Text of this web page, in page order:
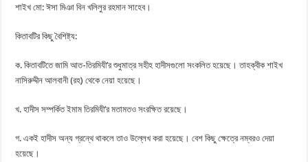
শাইখ মো: ঈসা মিঞা বিন খলিলুর রহমান সাহেব।
কিতাবটির কিছু বৈশিষ্ট্য:
ক. কিতাবটিতে জামি আত-তিরমিযী’র শুধুমাত্র সহীহ হাদীসগুলো সংকলিত হয়েছে। তাহক্বীক শাইখ
নাসিরুদ্দীন আলবানী (রহ) থেকে নেয়া হয়েছে।
খ. হাদীস সম্পর্কিত ইমাম তিরমিযী’র মতামতও সংরক্ষিত রয়েছে।
গ. একই হাদীস অন্য গ্রন্থে থাকলে তাও উল্লেখ করা হয়েছে। বেশ কিছু ক্ষেত্রে নম্বরও দেয়া
হয়েছে।